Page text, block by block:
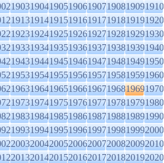
19031904190519061907190819091910
19131914191519161917191819191920
19231924192519261927192819291930
19331934193519361937193819391940
19431944194519461947194819491950
19531954195519561957195819591960
19631964196519661967196819691970
19731974197519761977197819791980
19831984198519861987198819891990
19931994199519961997199819992000
20032004200520062007200820092010
20132014201520162017201820192020